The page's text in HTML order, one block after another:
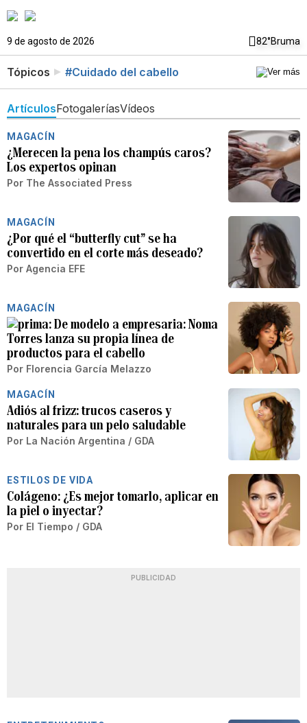
9 de agosto de 2026 82°Bruma
Tópicos #Cuidado del cabello
ArtículosFotogaleríasVídeos
MAGACÍN
¿Merecen la pena los champús caros?
Los expertos opinan
Por The Associated Press
MAGACÍN
¿Por qué el “butterfly cut” se ha
convertido en el corte más deseado?
Por Agencia EFE
MAGACÍN
De modelo a empresaria: Noma
Torres lanza su propia línea de
productos para el cabello
Por Florencia García Melazzo
MAGACÍN
Adiós al frizz: trucos caseros y
naturales para un pelo saludable
Por La Nación Argentina / GDA
ESTILOS DE VIDA
Colágeno: ¿Es mejor tomarlo, aplicar en
la piel o inyectar?
Por El Tiempo / GDA
PUBLICIDAD